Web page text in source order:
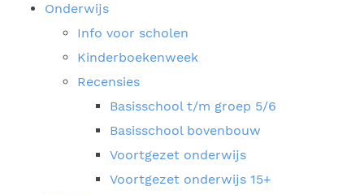
Onderwijs
Info voor scholen
Kinderboekenweek
Recensies
Basisschool t/m groep 5/6
Basisschool bovenbouw
Voortgezet onderwijs
Voortgezet onderwijs 15+